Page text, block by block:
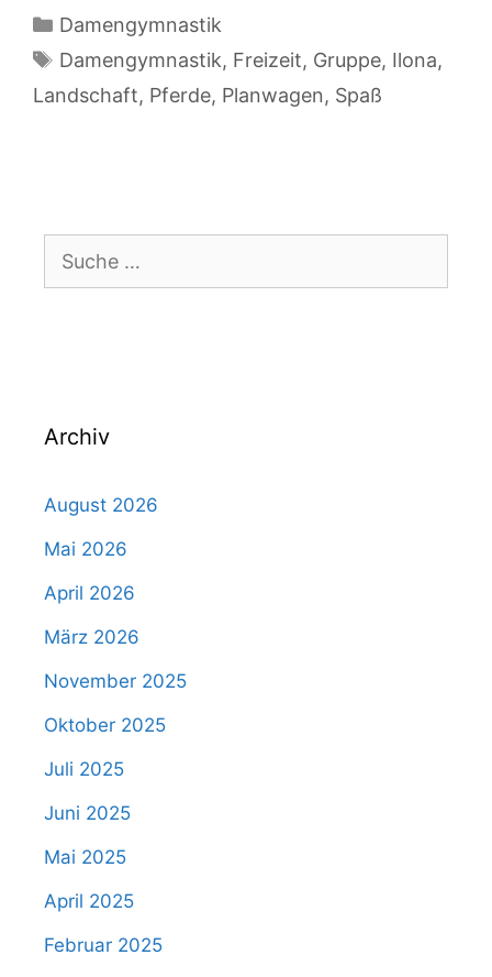
Kategorien
Damengymnastik
Schlagwörter
Damengymnastik, Freizeit, Gruppe, Ilona,
Landschaft, Pferde, Planwagen, Spaß
Suche
nach:
Archiv
August 2026
Mai 2026
April 2026
März 2026
November 2025
Oktober 2025
Juli 2025
Juni 2025
Mai 2025
April 2025
Februar 2025